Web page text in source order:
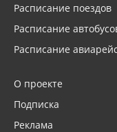
Расписание поездов
Расписание
Расписание
О проекте
Подписка
Реклама